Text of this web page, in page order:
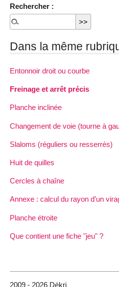
Rechercher :
Dans la même
Entonnoir droit ou courbe
Freinage et arrêt précis
Planche inclinée
Changement de voie (tourne à
Slaloms (réguliers ou resserrés)
Huit de quilles
Cercles à chaîne
Annexe : calcul du rayon d’un
Planche étroite
Que contient une fiche "jeu" ?
2009 - 2026 Dékri